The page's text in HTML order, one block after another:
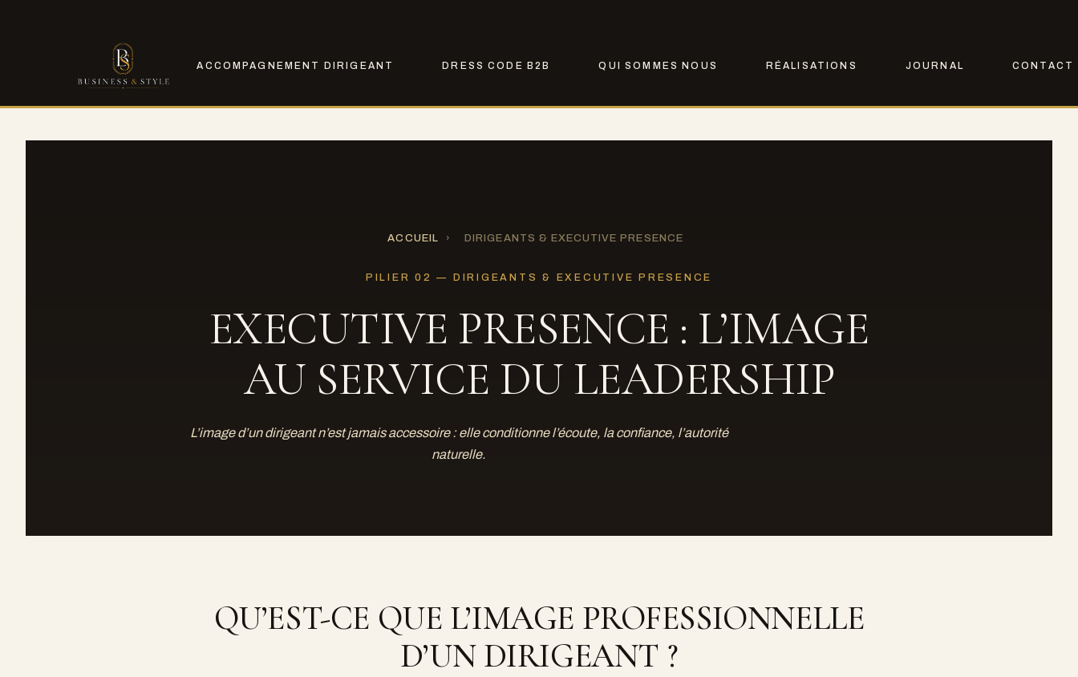
ACCOMPAGNEMENT DIRIGEANT DRESS CODE B2B QUI SOMMES NOUS RÉALISATIONS JOURNAL CONTACT
ACCUEIL › DIRIGEANTS & EXECUTIVE PRESENCE
PILIER 02 — DIRIGEANTS & EXECUTIVE PRESENCE
EXECUTIVE PRESENCE : L’IMAGE
AU SERVICE DU LEADERSHIP
L’image d’un dirigeant n’est jamais accessoire : elle conditionne l’écoute, la confiance, l’autorité
naturelle.
QU’EST-CE QUE L’IMAGE PROFESSIONNELLE
D’UN DIRIGEANT ?